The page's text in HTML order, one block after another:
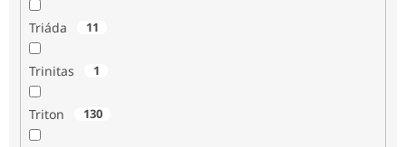
Triáda 11
Trinitas 1
Triton 130